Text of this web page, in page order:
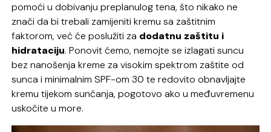
pomoći u dobivanju preplanulog tena, što nikako ne
znači da bi trebali zamijeniti kremu sa zaštitnim
faktorom, već će poslužiti za dodatnu zaštitu i
hidrataciju. Ponovit ćemo, nemojte se izlagati suncu
bez nanošenja kreme za visokim spektrom zaštite od
sunca i minimalnim SPF-om 30 te redovito obnavljajte
kremu tijekom sunčanja, pogotovo ako u međuvremenu
uskočite u more.